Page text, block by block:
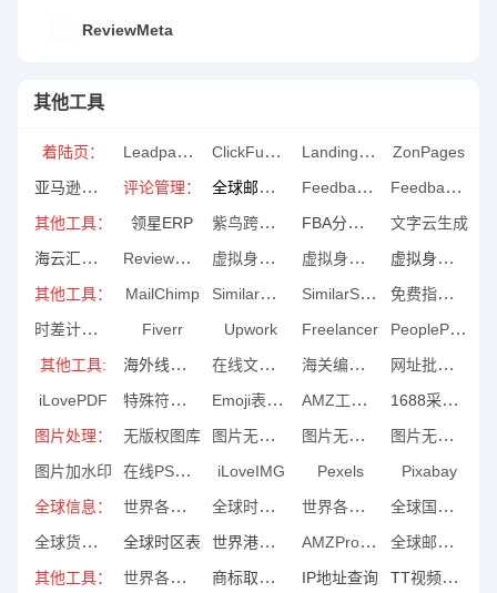
ReviewMeta
其他工具
着陆页： Leadpages ClickFunnel LandingCube ZonPages
亚马逊模拟注册 评论管理： 全球邮编地址 FeedbackGen Feedbackwhi
其他工具： 领星ERP 紫鸟跨境浏览器 FBA分仓助手 文字云生成
海云汇库存回收 ReviewMeta 虚拟身份信息 虚拟身份信息 虚拟身份信息
其他工具： MailChimp SimilarWeb SimilarSites
免费指纹浏览器
时差计算工具
Fiverr Upwork Freelancer PeoplePerHou
其他工具: 海外线下清库存 在线文本处理 海关编码查询 网址批量打开
iLovePDF 特殊符号大全 Emoji表情大全 AMZ工具箱 1688采购助手
图片处理： 无版权图库 图片无损压缩 图片无损压缩 图片无损放大
图片加水印 在线PS软件 iLoveIMG Pexels
Pixabay
全球信息：
世界各国首都 全球时间对照表 世界各国节日
全球国家代码
全球货币符号
全球时区表 世界港口代码 AMZPromoter 全球邮编地址
其他工具： 世界各国地图 商标取名神器 IP地址查询 TT视频下载